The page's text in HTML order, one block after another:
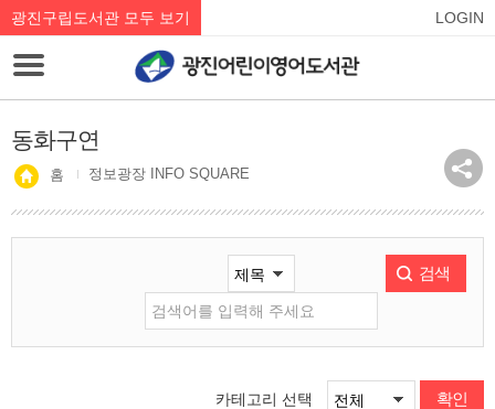
광진구립도서관 모두 보기 LOGIN
동화구연
홈 정보광장 INFO SQUARE
검색
카테고리 선택 확인